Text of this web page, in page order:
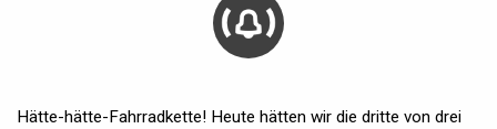
Hätte-hätte-Fahrradkette! Heute hätten wir die dritte von drei